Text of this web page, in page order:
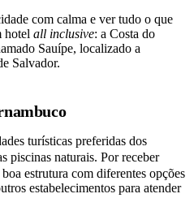
com calma e ver tudo o que
hotel all inclusive: a Costa do
Sauípe, localizado a
Salvador.
turísticas preferidas dos
piscinas naturais. Por receber
estrutura com diferentes opções
estabelecimentos para atender